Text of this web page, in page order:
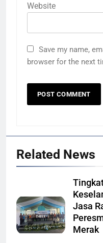
Website
Save my name,
browser for the next
Related News
Jasa
Merak